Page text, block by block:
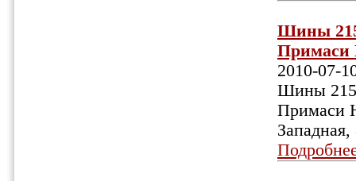
Шины
Примаси
2010-07-
Шины
Примаси